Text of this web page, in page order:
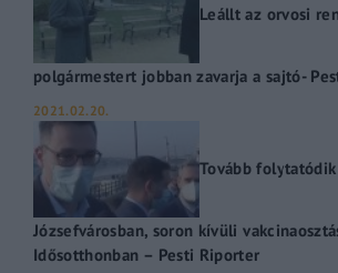
Leállt az orvosi
polgármestert jobban zavarja a sajtó-
2021.02.20.
Tovább
Józsefvárosban, soron kívüli
Idősotthonban – Pesti Riporter